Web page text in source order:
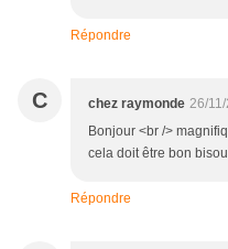
Répondre
C chez raymonde 26/
Bonjour <br />
cela doit être bon
Répondre